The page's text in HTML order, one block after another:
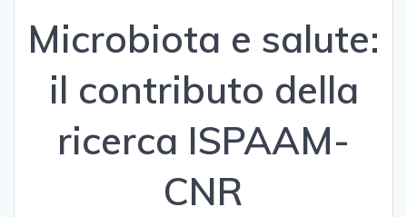
Microbiota e salute:
il contributo della
ricerca ISPAAM-
CNR